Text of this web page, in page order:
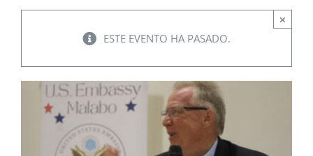
CONVENIOS AAUCA
DOCUMENTOS
ESTE EVENTO HA PASADO.
×